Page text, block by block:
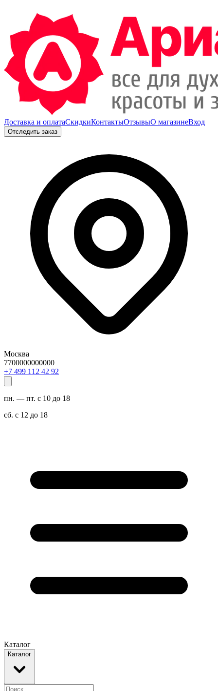
Доставка и оплатаСкидкиКонтактыОтзывыО магазинеВход
Отследить заказ
Москва
7700000000000
29 24 211 994 7+
пн. — пт. с 10 до 18
сб. с 12 до 18
Каталог
Каталог